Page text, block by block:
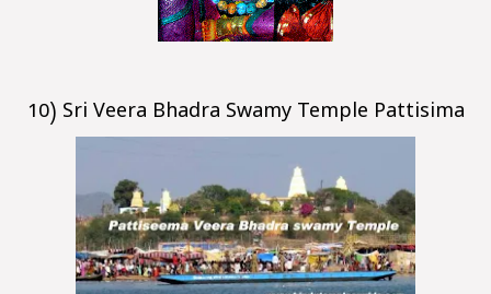
10) Sri Veera Bhadra Swamy Temple Pattisima